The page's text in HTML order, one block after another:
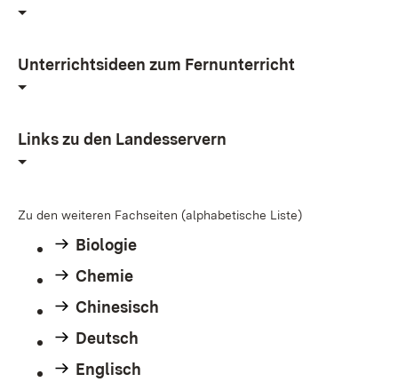
Unterrichtsideen zum Fernunterricht
Links zu den Landesservern
Zu den weiteren Fachseiten (alphabetische Liste)
Biologie
Chemie
Chinesisch
Deutsch
Englisch